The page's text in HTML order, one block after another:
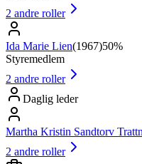
2 andre roller
Ida Marie Lien(1967)50%
Styremedlem
2 andre roller
Daglig leder
Martha Kristin Sandtorv
2 andre roller